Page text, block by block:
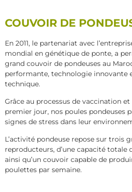
COUVOIR DE
En 2011, le partenariat avec
mondial en génétique de ponte, a
grand couvoir de pondeuses au
performante, technologie innovante
technique.
Grâce au processus de vaccination et
premier jour, nos poules pondeuses
signes de stress dans leur
L’activité pondeuse repose sur trois
reproducteurs, d’une capacité totale
ainsi qu’un couvoir capable de
poulettes par semaine.